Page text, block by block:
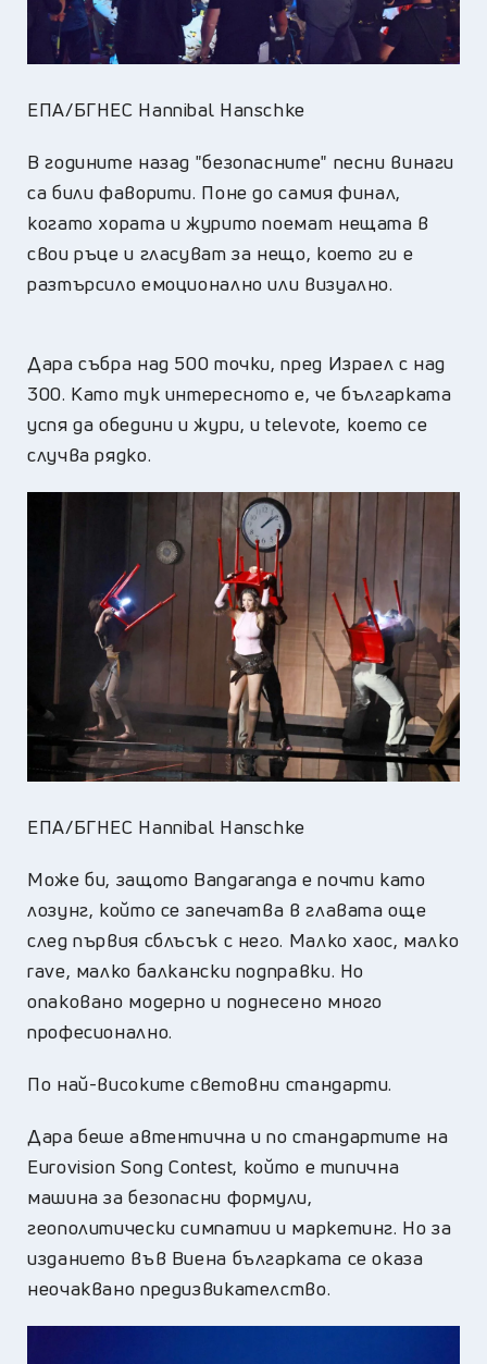
ЕПА/БГНЕС Hannibal Hanschke
В годините назад "безопасните" песни винаги
са били фаворити. Поне до самия финал,
когато хората и журито поемат нещата в
свои ръце и гласуват за нещо, което ги е
разтърсило емоционално или визуално.
Дара събра над 500 точки, пред Израел с над
300. Като тук интересното е, че българката
успя да обедини и жури, и televote, което се
случва рядко.
ЕПА/БГНЕС Hannibal Hanschke
Може би, защото Bangaranga е почти като
лозунг, който се запечатва в главата още
след първия сблъсък с него. Малко хаос, малко
rave, малко балкански подправки. Но
опаковано модерно и поднесено много
професионално.
По най-високите световни стандарти.
Дара беше автентична и по стандартите на
Eurovision Song Contest, който е типична
машина за безопасни формули,
геополитически симпатии и маркетинг. Но за
изданието във Виена българката се оказа
неочаквано предизвикателство.